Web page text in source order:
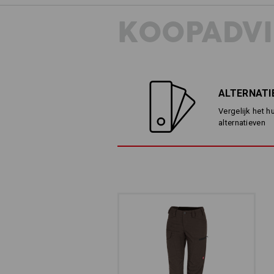
Vergelijk het
alternatieven